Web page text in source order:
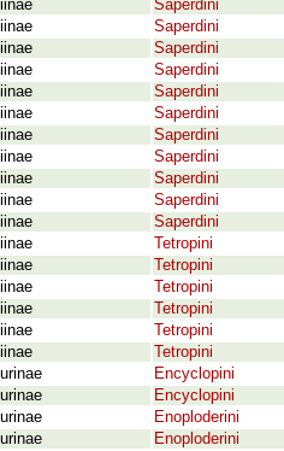
Saperdini
Saperdini
Saperdini
Saperdini
Saperdini
Saperdini
Saperdini
Saperdini
Saperdini
Saperdini
Saperdini
Tetropini
Tetropini
Tetropini
Tetropini
Tetropini
Tetropini
Encyclopini
Encyclopini
Enoploderini
Enoploderini